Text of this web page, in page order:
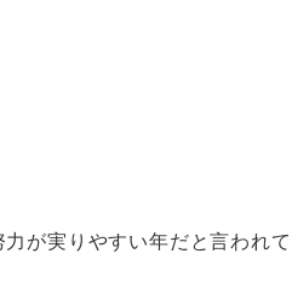
が実りやすい年だと言われて